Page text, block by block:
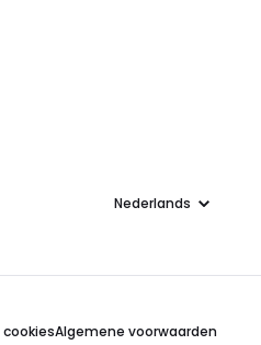
Taal
Algemene voorwaarden